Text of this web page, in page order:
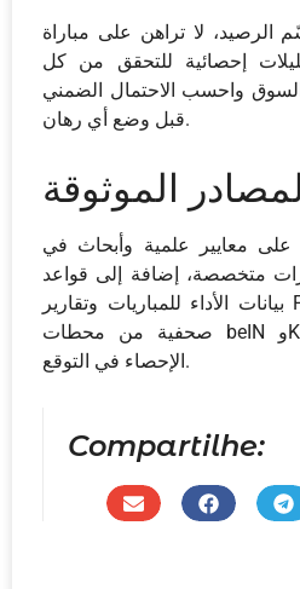
الرصيد، لا تراهن على مباراة
إحصائية للتحقق من كل
واحسب الاحتمال الضمني
قبل وضع أي رهان.
الموثوقة
على معايير علمية وأبحاث في
متخصصة، إضافة إلى قواعد
بيانات الأداء للمباريات وتقارير FIFA. كما تنصح تقارير
صحفية من محطات beIN وKooora بالاعتماد على
الإحصاء في التوقع.
Compartilhe: